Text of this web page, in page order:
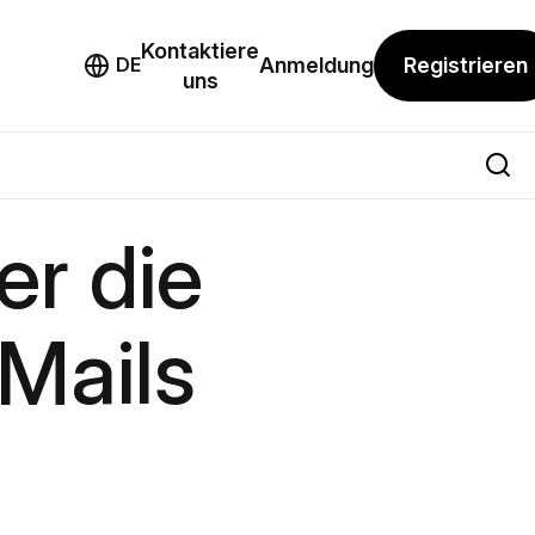
DE
Kontaktiere
uns
Anmeldung Registrieren
die